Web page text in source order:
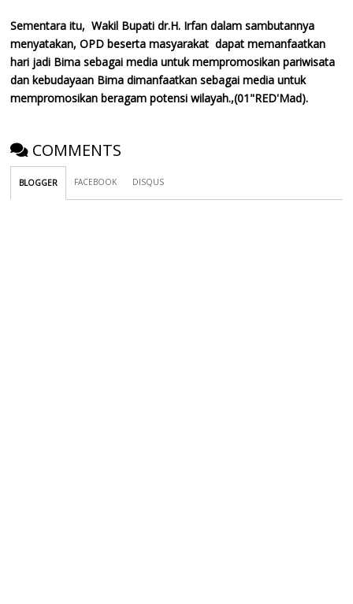
Sementara itu, Wakil Bupati dr.H. Irfan dalam sambutannya
menyatakan, OPD beserta masyarakat dapat memanfaatkan
hari jadi Bima sebagai media untuk mempromosikan pariwisata
dan kebudayaan Bima dimanfaatkan sebagai media untuk
mempromosikan beragam potensi wilayah.,(01"RED'Mad).
COMMENTS
BLOGGER FACEBOOK DISQUS